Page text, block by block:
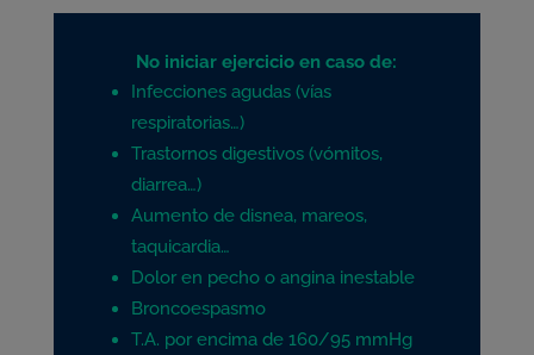
No iniciar ejercicio en caso de:
Infecciones agudas (vías
respiratorias…)
Trastornos digestivos (vómitos,
diarrea…)
Aumento de disnea, mareos,
taquicardia…
Dolor en pecho o angina inestable
Broncoespasmo
T.A. por encima de 160/95 mmHg